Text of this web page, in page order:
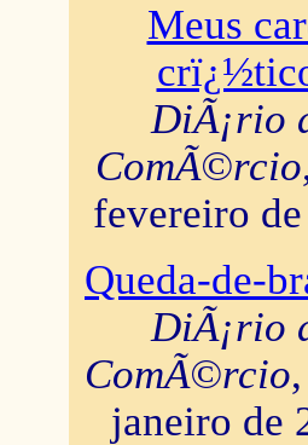
Meus
DiÃ¡rio
ComÃ©rcio
fevereiro
Queda-de-
DiÃ¡rio
ComÃ©rcio
janeiro de